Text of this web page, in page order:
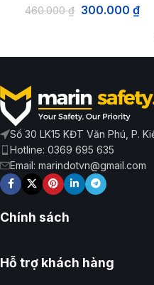
460.000₫ 300.000 ₫
Số 30 LK15 KĐT Văn Phú, P.
Hotline: 0369 695 635
Email: marindotvn@gmail.com
Chính sách
Hỗ trợ khách hàng